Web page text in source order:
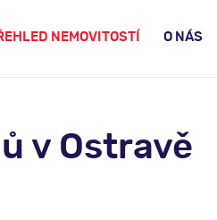
NEMOVITOSTÍ O NÁS
v Ostravě